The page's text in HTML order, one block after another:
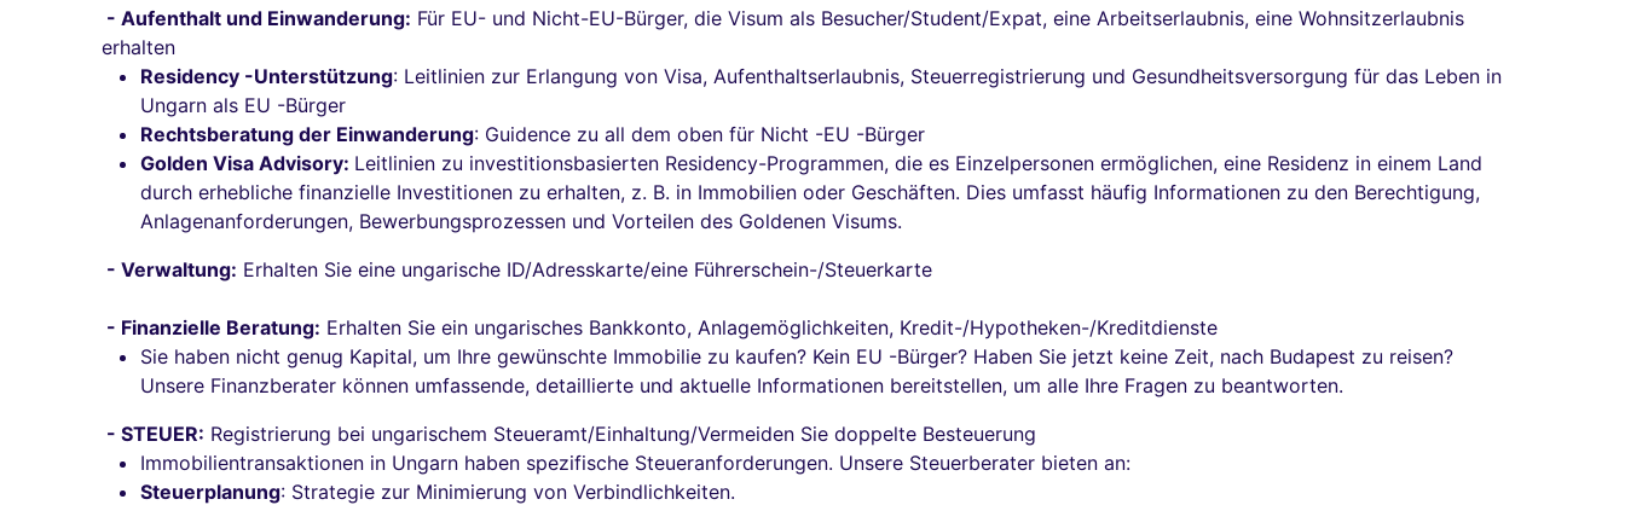
- Aufenthalt und Einwanderung: Für EU- und Nicht-EU-Bürger, die Visum als Besucher/Student/Expat, eine Arbeitserlaubnis, eine Wohnsitzerlaubnis
erhalten
Residency -Unterstützung: Leitlinien zur Erlangung von Visa, Aufenthaltserlaubnis, Steuerregistrierung und Gesundheitsversorgung für das Leben in
Ungarn als EU -Bürger
Rechtsberatung der Einwanderung: Guidence zu all dem oben für Nicht -EU -Bürger
Golden Visa Advisory: Leitlinien zu investitionsbasierten Residency-Programmen, die es Einzelpersonen ermöglichen, eine Residenz in einem Land
durch erhebliche finanzielle Investitionen zu erhalten, z. B. in Immobilien oder Geschäften. Dies umfasst häufig Informationen zu den Berechtigung,
Anlagenanforderungen, Bewerbungsprozessen und Vorteilen des Goldenen Visums.
- Verwaltung: Erhalten Sie eine ungarische ID/Adresskarte/eine Führerschein-/Steuerkarte
- Finanzielle Beratung: Erhalten Sie ein ungarisches Bankkonto, Anlagemöglichkeiten, Kredit-/Hypotheken-/Kreditdienste
Sie haben nicht genug Kapital, um Ihre gewünschte Immobilie zu kaufen? Kein EU -Bürger? Haben Sie jetzt keine Zeit, nach Budapest zu reisen?
Unsere Finanzberater können umfassende, detaillierte und aktuelle Informationen bereitstellen, um alle Ihre Fragen zu beantworten.
- STEUER: Registrierung bei ungarischem Steueramt/Einhaltung/Vermeiden Sie doppelte Besteuerung
Immobilientransaktionen in Ungarn haben spezifische Steueranforderungen. Unsere Steuerberater bieten an:
Steuerplanung: Strategie zur Minimierung von Verbindlichkeiten.